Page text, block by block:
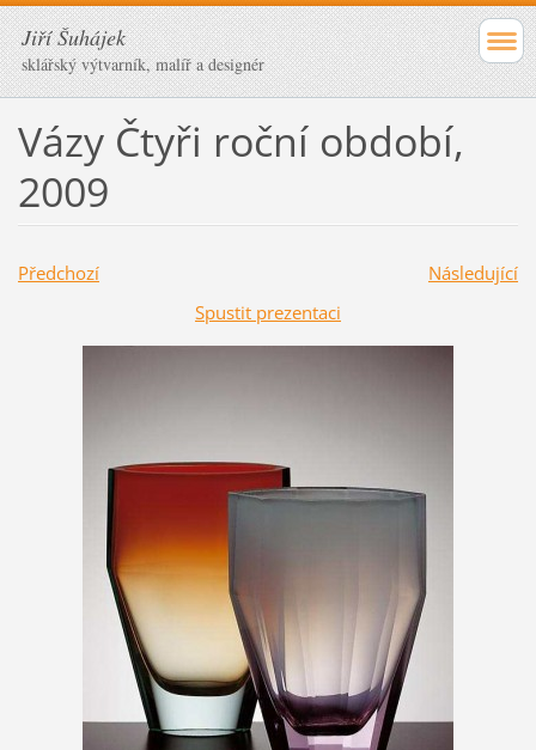
Jiří Šuhájek
sklářský výtvarník, malíř a designér
Vázy Čtyři roční období,
2009
Předchozí
Následující
Spustit prezentaci